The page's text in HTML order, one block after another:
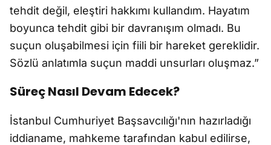
tehdit değil, eleştiri hakkımı kullandım. Hayatım
boyunca tehdit gibi bir davranışım olmadı. Bu
suçun oluşabilmesi için fiili bir hareket gereklidir.
Sözlü anlatımla suçun maddi unsurları oluşmaz.”
Süreç Nasıl Devam Edecek?
İstanbul Cumhuriyet Başsavcılığı'nın hazırladığı
iddianame, mahkeme tarafından kabul edilirse,